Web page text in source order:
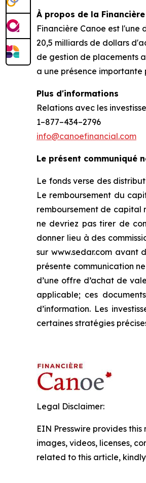
À propos de la
Financière Canoe est l'une
20,5 milliards de dollars
de gestion de placements
a une présence
Plus d'informations
Relations avec les
1–877–434–2796
info@canoefinancial.com
Le présent communiqué
Le fonds verse des
Le remboursement du
remboursement de capital
ne devriez pas tirer de
donner lieu à des
sur www.sedar.com avant
présente communication
d’une offre d’achat de
applicable; ces
d’information. Les
certaines stratégies
Legal Disclaimer:
EIN Presswire provides
images, videos, licenses,
related to this article,